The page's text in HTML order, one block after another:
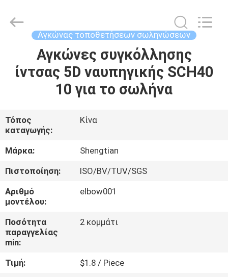
ΑΡΧΙΚΉ
ΣΕΛΊΔΑ
ΒΊΝΤΕΟ
ΕΜΦΆΝΙΣΗ
VR
ΣΧΕΤΙΚΆ
ΜΕ
ΕΜΆΣ
Ltd..
Αγκώνας τοποθετήσεων σωληνώσεων
Αγκώνες συγκόλλησης
ίντσας 5D ναυπηγικής SCH40
10 για το σωλήνα
Τόπος
καταγωγής:
Κίνα
Μάρκα:
Shengtian
Πιστοποίηση:
ISO/BV/TUV/SGS
Αριθμό
μοντέλου:
elbow001
Ποσότητα
παραγγελίας
min:
2 κομμάτι
Τιμή:
$1.8 / Piece